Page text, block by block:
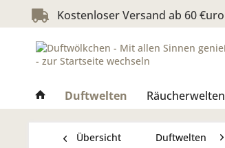
Kostenloser Versand ab 60 €uro
Duftwelten Räucherwelten
Übersicht Duftwelten